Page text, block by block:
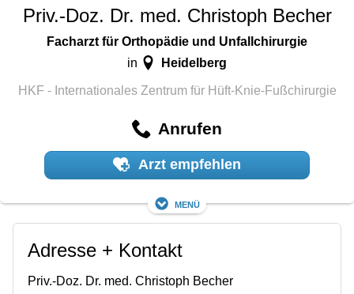
Priv.-Doz. Dr. med. Christoph Becher
Facharzt für Orthopädie und Unfallchirurgie
in Heidelberg
HKF - Internationales Zentrum für Hüft-Knie-Fußchirurgie
Anrufen
Arzt empfehlen
Menü
Adresse + Kontakt
Priv.-Doz. Dr. med. Christoph Becher